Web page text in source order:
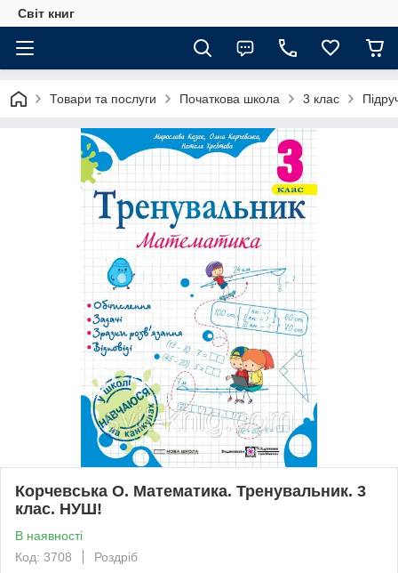
Світ книг
Товари та послуги Початкова школа 3 клас
Корчевська О. Математика. Тренувальник. 3
клас. НУШ!
В наявності
Код: 3708
Роздріб